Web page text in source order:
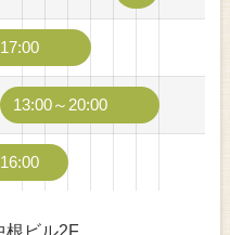
13:00～20:00
ビル2F